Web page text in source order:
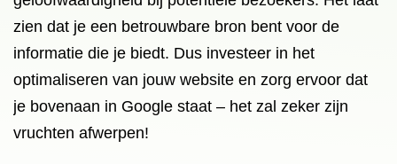
zien dat je een betrouwbare bron bent voor de
informatie die je biedt. Dus investeer in het
optimaliseren van jouw website en zorg ervoor dat
je bovenaan in Google staat – het zal zeker zijn
vruchten afwerpen!